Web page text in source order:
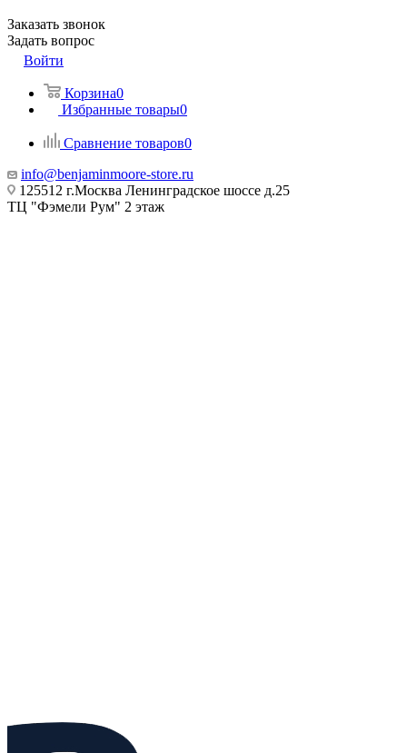
Заказать звонок
Задать вопрос
Войти
Корзина0
Избранные товары0
Сравнение товаров0
info@benjaminmoore-store.ru
125512 г.Москва Ленинградское шоссе д.25
ТЦ "Фэмели Рум" 2 этаж